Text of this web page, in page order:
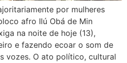
por mulheres
afro Ilú Obá de Min
na noite de hoje (13),
e fazendo ecoar o som de
vozes. O ato político, cultural